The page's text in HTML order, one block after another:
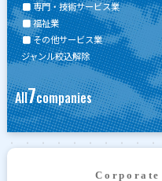
専門・技術サービス業
福祉業
その他サービス業
ジャンル絞込解除
All7companies